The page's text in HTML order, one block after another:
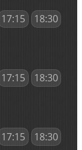
17:15
18:30
17:15
18:30
17:15
18:30